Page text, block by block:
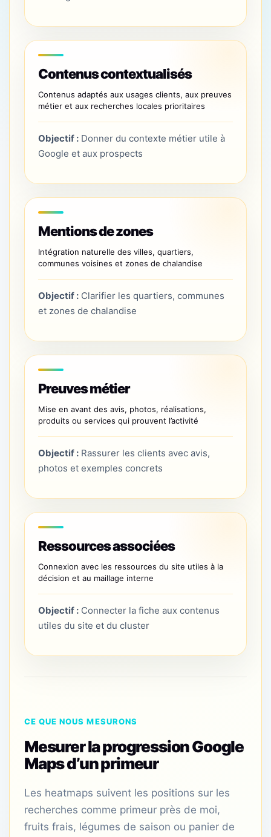
Contenus contextualisés
Contenus adaptés aux usages clients, aux preuves
métier et aux recherches locales prioritaires
Objectif : Donner du contexte métier utile à
Google et aux prospects
Mentions de zones
Intégration naturelle des villes, quartiers,
communes voisines et zones de chalandise
Objectif : Clarifier les quartiers, communes
et zones de chalandise
Preuves métier
Mise en avant des avis, photos, réalisations,
produits ou services qui prouvent l’activité
Objectif : Rassurer les clients avec avis,
photos et exemples concrets
Ressources associées
Connexion avec les ressources du site utiles à la
décision et au maillage interne
Objectif : Connecter la fiche aux contenus
utiles du site et du cluster
CE QUE NOUS MESURONS
Mesurer la progression Google
Maps d’un primeur
Les heatmaps suivent les positions sur les
recherches comme primeur près de moi,
fruits frais, légumes de saison ou panier de